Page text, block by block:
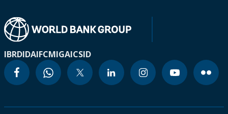
IBRDIDAIFCMIGAICSID